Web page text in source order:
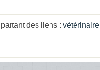
des liens : vétérinaire